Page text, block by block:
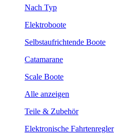
Nach Typ
Elektroboote
Selbstaufrichtende Boote
Catamarane
Scale Boote
Alle anzeigen
Teile & Zubehör
Elektronische Fahrtenregler